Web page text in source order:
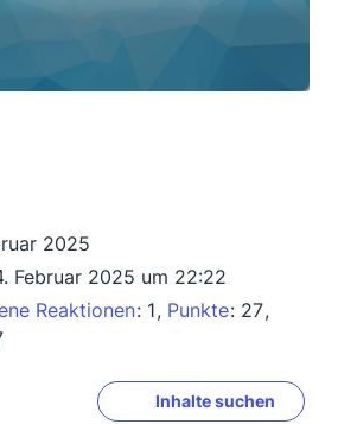
2025
Februar 2025 um 22:22
Reaktionen 1 Punkte 27
Inhalte suchen